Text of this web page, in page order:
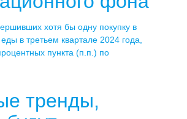
хотя бы одну покупку в
еды в третьем квартале 2024 года,
пункта (п.п.) по
тренды,